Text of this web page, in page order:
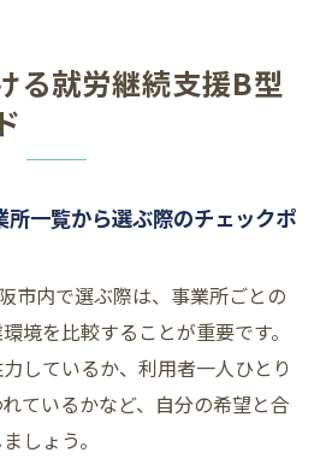
る就労継続支援B型
一覧から選ぶ際のチェックポ
市内で選ぶ際は、事業所ごとの
境を比較することが重要です。
しているか、利用者一人ひとり
ているかなど、自分の希望と合
しょう。